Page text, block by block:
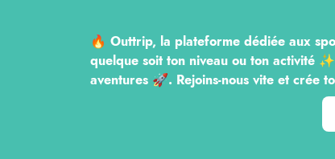
🔥 Outtrip, la plateforme dédiée aux
quelque soit ton niveau ou ton activité
aventures 🚀. Rejoins-nous vite et crée